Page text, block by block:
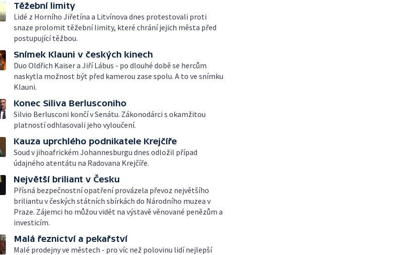
Těžební limity
Lidé z Horního Jiřetína a Litvínova dnes protestovali proti
snaze prolomit těžební limity, které chrání jejich města před
postupující těžbou.
Snímek Klauni v českých kinech
Duo Oldřich Kaiser a Jiří Lábus - po dlouhé době se hercům
naskytla možnost být před kamerou zase spolu. A to ve snímku
Klauni.
Konec Siliva Berlusconiho
Silvio Berlusconi končí v Senátu. Zákonodárci s okamžitou
platností odhlasovali jeho vyloučení.
Kauza uprchlého podnikatele Krejčíře
Soud v jihoafrickém Johannesburgu dnes odložil případ
údajného atentátu na Radovana Krejčíře.
Největší briliant v Česku
Přísná bezpečnostní opatření provázela převoz největšího
briliantu v českých státních sbírkách do Národního muzea v
Praze. Zájemci ho můžou vidět na výstavě věnované penězům a
investicím.
Malá řeznictví a pekařství
Malé prodejny ve městech - pro víc než polovinu lidí nejlepší